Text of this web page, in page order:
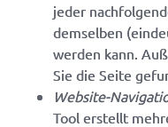
jeder
demselben
werden kann.
Sie die Seite
Website-
Tool erstellt